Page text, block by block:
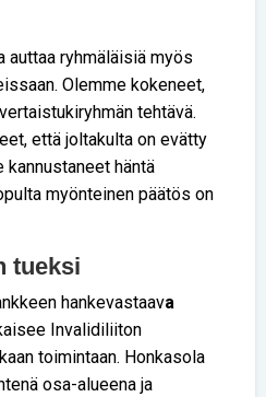
auttaa ryhmäläisiä myös
Olemme kokeneet,
tehtävä.
että joltakulta on evätty
kannustaneet häntä
myönteinen päätös on
tueksi
hankevastaava
Invalidiliiton
toimintaan. Honkasola
osa-alueena ja